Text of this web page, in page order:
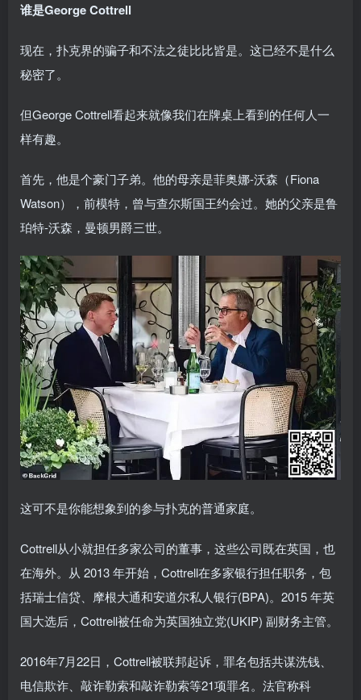
谁是George Cottrell
现在，扑克界的骗子和不法之徒比比皆是。这已经不是什么
秘密了。
但George Cottrell看起来就像我们在牌桌上看到的任何人一
样有趣。
首先，他是个豪门子弟。他的母亲是菲奥娜-沃森（Fiona
Watson），前模特，曾与查尔斯国王约会过。她的父亲是鲁
珀特-沃森，曼顿男爵三世。
这可不是你能想象到的参与扑克的普通家庭。
Cottrell从小就担任多家公司的董事，这些公司既在英国，也
在海外。从 2013 年开始，Cottrell在多家银行担任职务，包
括瑞士信贷、摩根大通和安道尔私人银行(BPA)。2015 年英
国大选后，Cottrell被任命为英国独立党(UKIP) 副财务主管。
2016年7月22日，Cottrell被联邦起诉，罪名包括共谋洗钱、
电信欺诈、敲诈勒索和敲诈勒索等21项罪名。法官称科